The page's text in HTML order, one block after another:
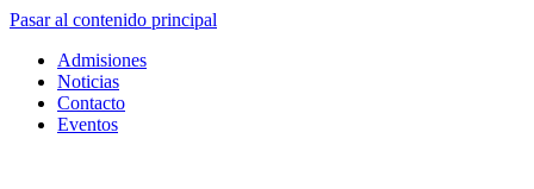
Pasar al contenido principal
Admisiones
Noticias
Contacto
Eventos